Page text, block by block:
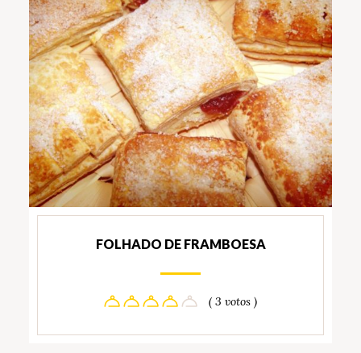
FOLHADO DE FRAMBOESA
( 3 votos )